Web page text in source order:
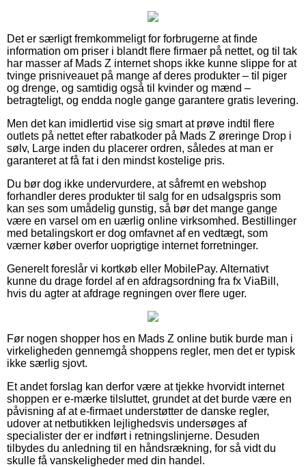
Det er særligt fremkommeligt for forbrugerne at finde
information om priser i blandt flere firmaer på nettet, og til tak
har masser af Mads Z internet shops ikke kunne slippe for at
tvinge prisniveauet på mange af deres produkter – til piger
og drenge, og samtidig også til kvinder og mænd –
betragteligt, og endda nogle gange garantere gratis levering.
Men det kan imidlertid vise sig smart at prøve indtil flere
outlets på nettet efter rabatkoder på Mads Z øreringe Drop i
sølv, Large inden du placerer ordren, således at man er
garanteret at få fat i den mindst kostelige pris.
Du bør dog ikke undervurdere, at såfremt en webshop
forhandler deres produkter til salg for en udsalgspris som
kan ses som umådelig gunstig, så bør det mange gange
være en varsel om en uærlig online virksomhed. Bestillinger
med betalingskort er dog omfavnet af en vedtægt, som
værner køber overfor uoprigtige internet forretninger.
Generelt foreslår vi kortkøb eller MobilePay. Alternativt
kunne du drage fordel af en afdragsordning fra fx ViaBill,
hvis du agter at afdrage regningen over flere uger.
Før nogen shopper hos en Mads Z online butik burde man i
virkeligheden gennemgå shoppens regler, men det er typisk
ikke særlig sjovt.
Et andet forslag kan derfor være at tjekke hvorvidt internet
shoppen er e-mærke tilsluttet, grundet at det burde være en
påvisning af at e-firmaet understøtter de danske regler,
udover at netbutikken lejlighedsvis undersøges af
specialister der er indført i retningslinjerne. Desuden
tilbydes du anledning til en håndsrækning, for så vidt du
skulle få vanskeligheder med din handel.